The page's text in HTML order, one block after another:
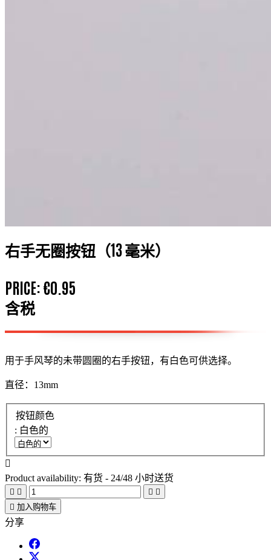
右手无圈按钮（13 毫米）
PRICE:€0.95
含税
用于手风琴的未带圆圈的右手按钮，有白色可供选择。
直径：13mm
按钮颜色
: 白色的

Product availability: 有货 - 24/48 小时送货
   
 加入购物车
分享